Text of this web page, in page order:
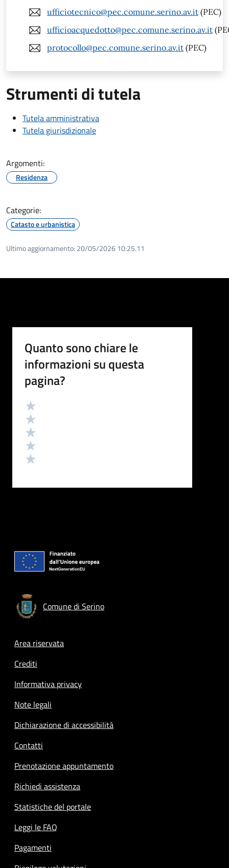
ufficiotecnico@pec.comune.serino.av.it (PEC)
ufficioacquedotto@pec.comune.serino.av.it
protocollo@pec.comune.serino.av.it (PEC)
Strumenti di tutela
Tutela amministrativa
Tutela giurisdizionale
Argomenti:
Residenza
Categorie:
Catasto e urbanistica
Ultimo aggiornamento: 20/05/2026 10:25.11
Quanto sono chiare le
informazioni su questa
pagina?
Valutazione
Comune di Serino
Footer menu
Area riservata
Crediti
Informativa privacy
Note legali
Dichiarazione di accessibilità
Contatti
Prenotazione appuntamento
Richiedi assistenza
Statistiche del portale
Leggi le FAQ
Pagamenti